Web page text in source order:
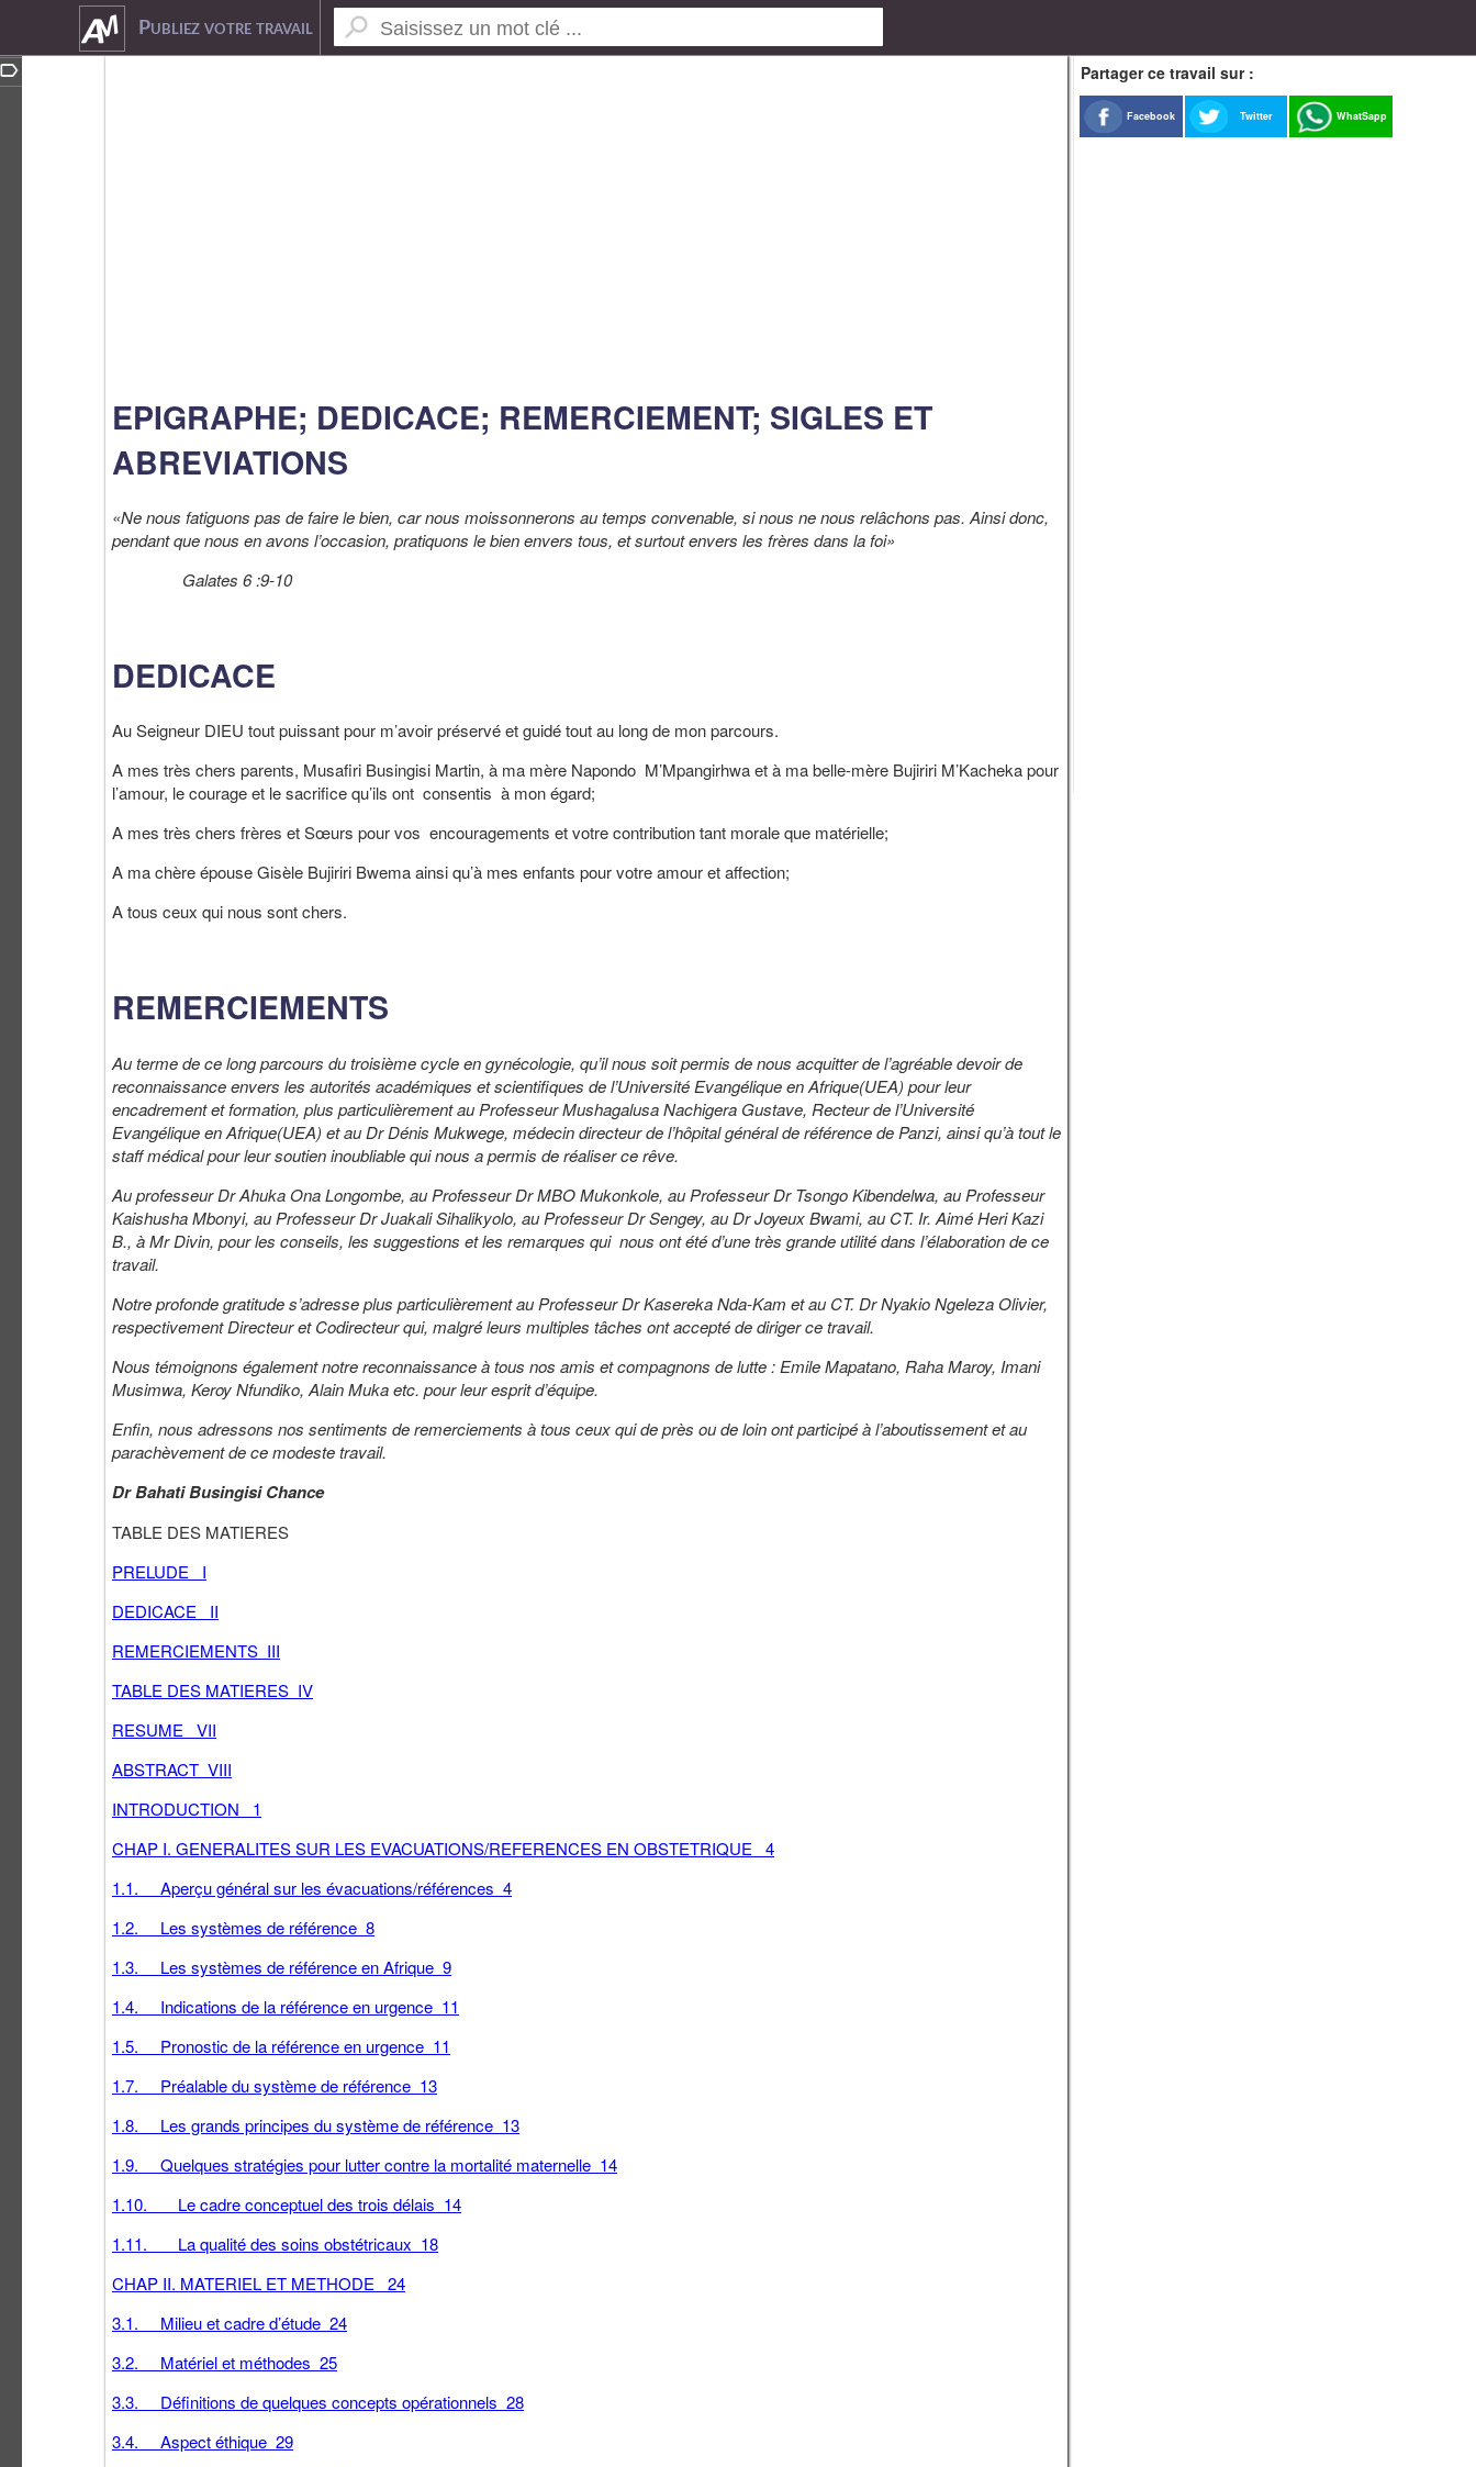
Publiez votre travail
EPIGRAPHE; DEDICACE; REMERCIEMENT; SIGLES ET
ABREVIATIONS
«Ne nous fatiguons pas de faire le bien, car nous moissonnerons au temps convenable, si nous ne nous relâchons pas. Ainsi donc,
pendant que nous en avons l’occasion, pratiquons le bien envers tous, et surtout envers les frères dans la foi»
Galates 6 :9-10
DEDICACE
Au Seigneur DIEU tout puissant pour m’avoir préservé et guidé tout au long de mon parcours.
A mes très chers parents, Musafiri Busingisi Martin, à ma mère Napondo M’Mpangirhwa et à ma belle-mère Bujiriri M’Kacheka pour
l’amour, le courage et le sacrifice qu’ils ont consentis à mon égard;
A mes très chers frères et Sœurs pour vos encouragements et votre contribution tant morale que matérielle;
A ma chère épouse Gisèle Bujiriri Bwema ainsi qu’à mes enfants pour votre amour et affection;
A tous ceux qui nous sont chers.
REMERCIEMENTS
Au terme de ce long parcours du troisième cycle en gynécologie, qu’il nous soit permis de nous acquitter de l’agréable devoir de
reconnaissance envers les autorités académiques et scientifiques de l’Université Evangélique en Afrique(UEA) pour leur
encadrement et formation, plus particulièrement au Professeur Mushagalusa Nachigera Gustave, Recteur de l’Université
Evangélique en Afrique(UEA) et au Dr Dénis Mukwege, médecin directeur de l’hôpital général de référence de Panzi, ainsi qu’à tout le
staff médical pour leur soutien inoubliable qui nous a permis de réaliser ce rêve.
Au professeur Dr Ahuka Ona Longombe, au Professeur Dr MBO Mukonkole, au Professeur Dr Tsongo Kibendelwa, au Professeur
Kaishusha Mbonyi, au Professeur Dr Juakali Sihalikyolo, au Professeur Dr Sengey, au Dr Joyeux Bwami, au CT. Ir. Aimé Heri Kazi
B., à Mr Divin, pour les conseils, les suggestions et les remarques qui nous ont été d’une très grande utilité dans l’élaboration de ce
travail.
Notre profonde gratitude s’adresse plus particulièrement au Professeur Dr Kasereka Nda-Kam et au CT. Dr Nyakio Ngeleza Olivier,
respectivement Directeur et Codirecteur qui, malgré leurs multiples tâches ont accepté de diriger ce travail.
Nous témoignons également notre reconnaissance à tous nos amis et compagnons de lutte : Emile Mapatano, Raha Maroy, Imani
Musimwa, Keroy Nfundiko, Alain Muka etc. pour leur esprit d’équipe.
Enfin, nous adressons nos sentiments de remerciements à tous ceux qui de près ou de loin ont participé à l’aboutissement et au
parachèvement de ce modeste travail.
Dr Bahati Busingisi Chance
TABLE DES MATIERES
PRELUDE I
DEDICACE II
REMERCIEMENTS III
TABLE DES MATIERES IV
RESUME VII
ABSTRACT VIII
INTRODUCTION 1
CHAP I. GENERALITES SUR LES EVACUATIONS/REFERENCES EN OBSTETRIQUE 4
1.1. Aperçu général sur les évacuations/références 4
1.2. Les systèmes de référence 8
1.3. Les systèmes de référence en Afrique 9
1.4. Indications de la référence en urgence 11
1.5. Pronostic de la référence en urgence 11
1.7. Préalable du système de référence 13
1.8. Les grands principes du système de référence 13
1.9. Quelques stratégies pour lutter contre la mortalité maternelle 14
1.10. Le cadre conceptuel des trois délais 14
1.11. La qualité des soins obstétricaux 18
CHAP II. MATERIEL ET METHODE 24
3.1. Milieu et cadre d’étude 24
3.2. Matériel et méthodes 25
3.3. Définitions de quelques concepts opérationnels 28
3.4. Aspect éthique 29
Partager ce travail sur :
Facebook Twitter WhatSapp